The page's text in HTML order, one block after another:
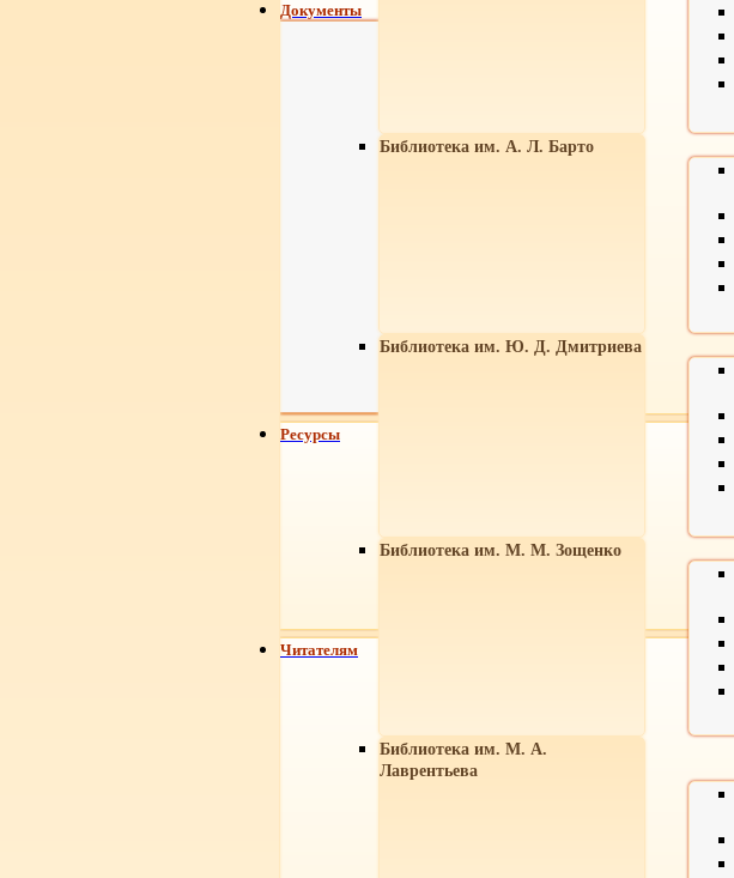
Библиотека им. А. Л. Барто
Библиотека им. Ю. Д. Дмитриева
Библиотека им. М. М. Зощенко
Библиотека им. М. А.
Лаврентьева
Документы
Ресурсы
Читателям